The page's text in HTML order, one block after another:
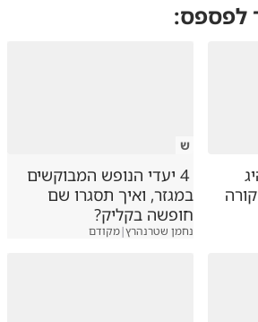
לפספס:
ש
4 יעדי הנופש המבוקשים
במגזר, ואיך תסגרו שם
חופשה בקליק?
נחמן שטרנהרץ|מקודם